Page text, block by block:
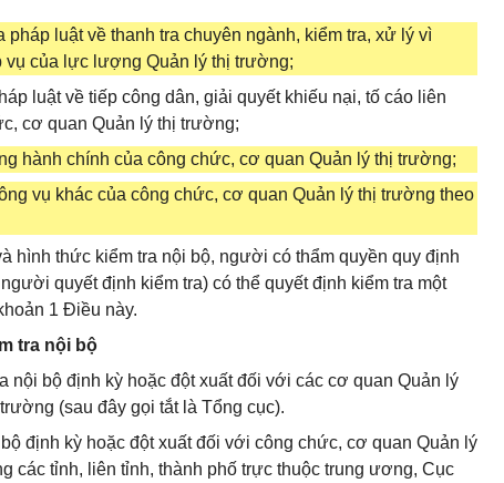
luật về thanh tra chuyên ngành, kiểm tra, xử lý vì
vụ của lực lượng Quản lý thị trường;
luật về tiếp công dân, giải quyết khiếu nại, tố cáo liên
cơ quan Quản lý thị trường;
hành chính của công chức, cơ quan Quản lý thị trường;
vụ khác của công chức, cơ quan Quản lý thị trường theo
hình thức kiểm tra nội bộ, người có thẩm quyền quy định
quyết định kiểm tra) có thể quyết định kiểm tra một
1 Điều này.
tra nội bộ
nội bộ định kỳ hoặc đột xuất đối với các cơ quan Quản lý
(sau đây gọi tắt là Tổng cục).
định kỳ hoặc đột xuất đối với công chức, cơ quan Quản lý
các tỉnh, liên tỉnh, thành phố trực thuộc trung ương, Cục